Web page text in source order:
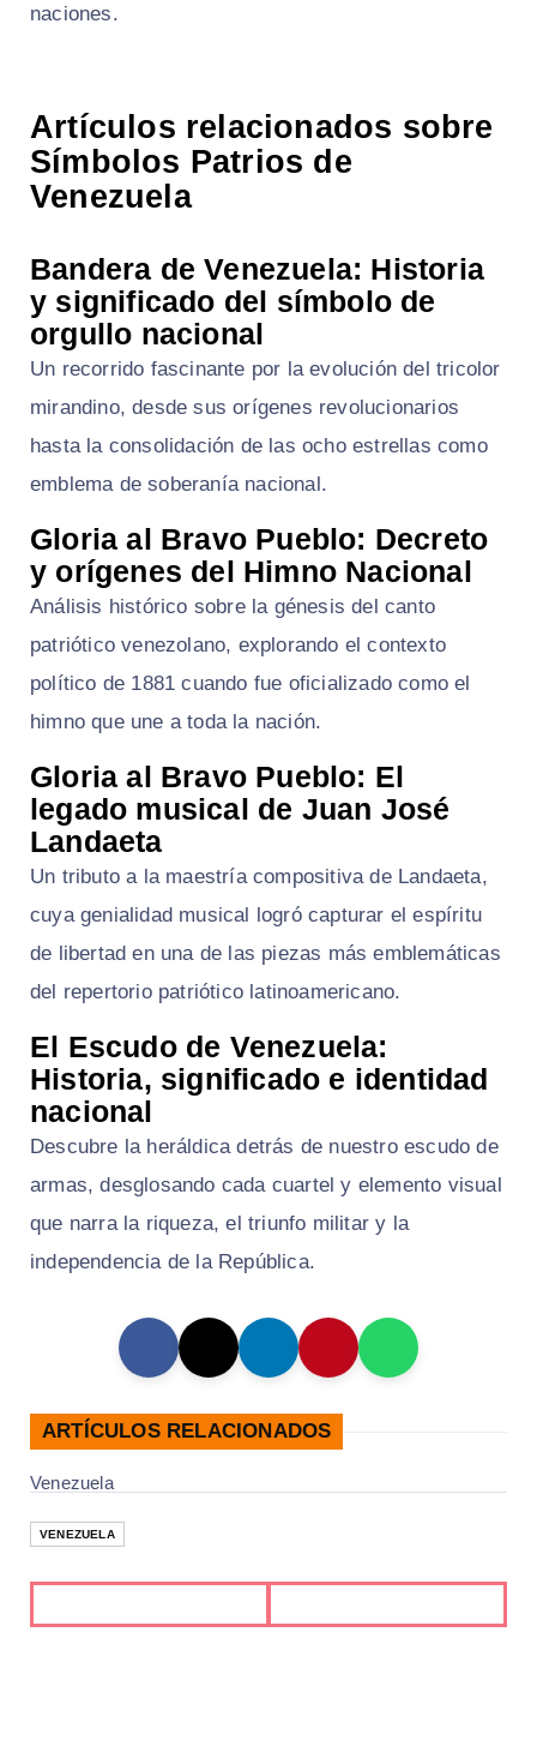
naciones.
Artículos relacionados sobre
Símbolos Patrios de
Venezuela
Bandera de Venezuela: Historia
y significado del símbolo de
orgullo nacional
Un recorrido fascinante por la evolución del tricolor
mirandino, desde sus orígenes revolucionarios
hasta la consolidación de las ocho estrellas como
emblema de soberanía nacional.
Gloria al Bravo Pueblo: Decreto
y orígenes del Himno Nacional
Análisis histórico sobre la génesis del canto
patriótico venezolano, explorando el contexto
político de 1881 cuando fue oficializado como el
himno que une a toda la nación.
Gloria al Bravo Pueblo: El
legado musical de Juan José
Landaeta
Un tributo a la maestría compositiva de Landaeta,
cuya genialidad musical logró capturar el espíritu
de libertad en una de las piezas más emblemáticas
del repertorio patriótico latinoamericano.
El Escudo de Venezuela:
Historia, significado e identidad
nacional
Descubre la heráldica detrás de nuestro escudo de
armas, desglosando cada cuartel y elemento visual
que narra la riqueza, el triunfo militar y la
independencia de la República.
ARTÍCULOS RELACIONADOS
Venezuela
VENEZUELA